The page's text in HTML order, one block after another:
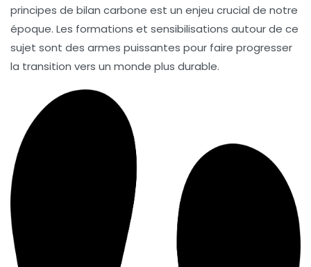
principes de bilan carbone est un enjeu crucial de notre
époque. Les formations et sensibilisations autour de ce
sujet sont des armes puissantes pour faire progresser
la transition vers un monde plus durable.